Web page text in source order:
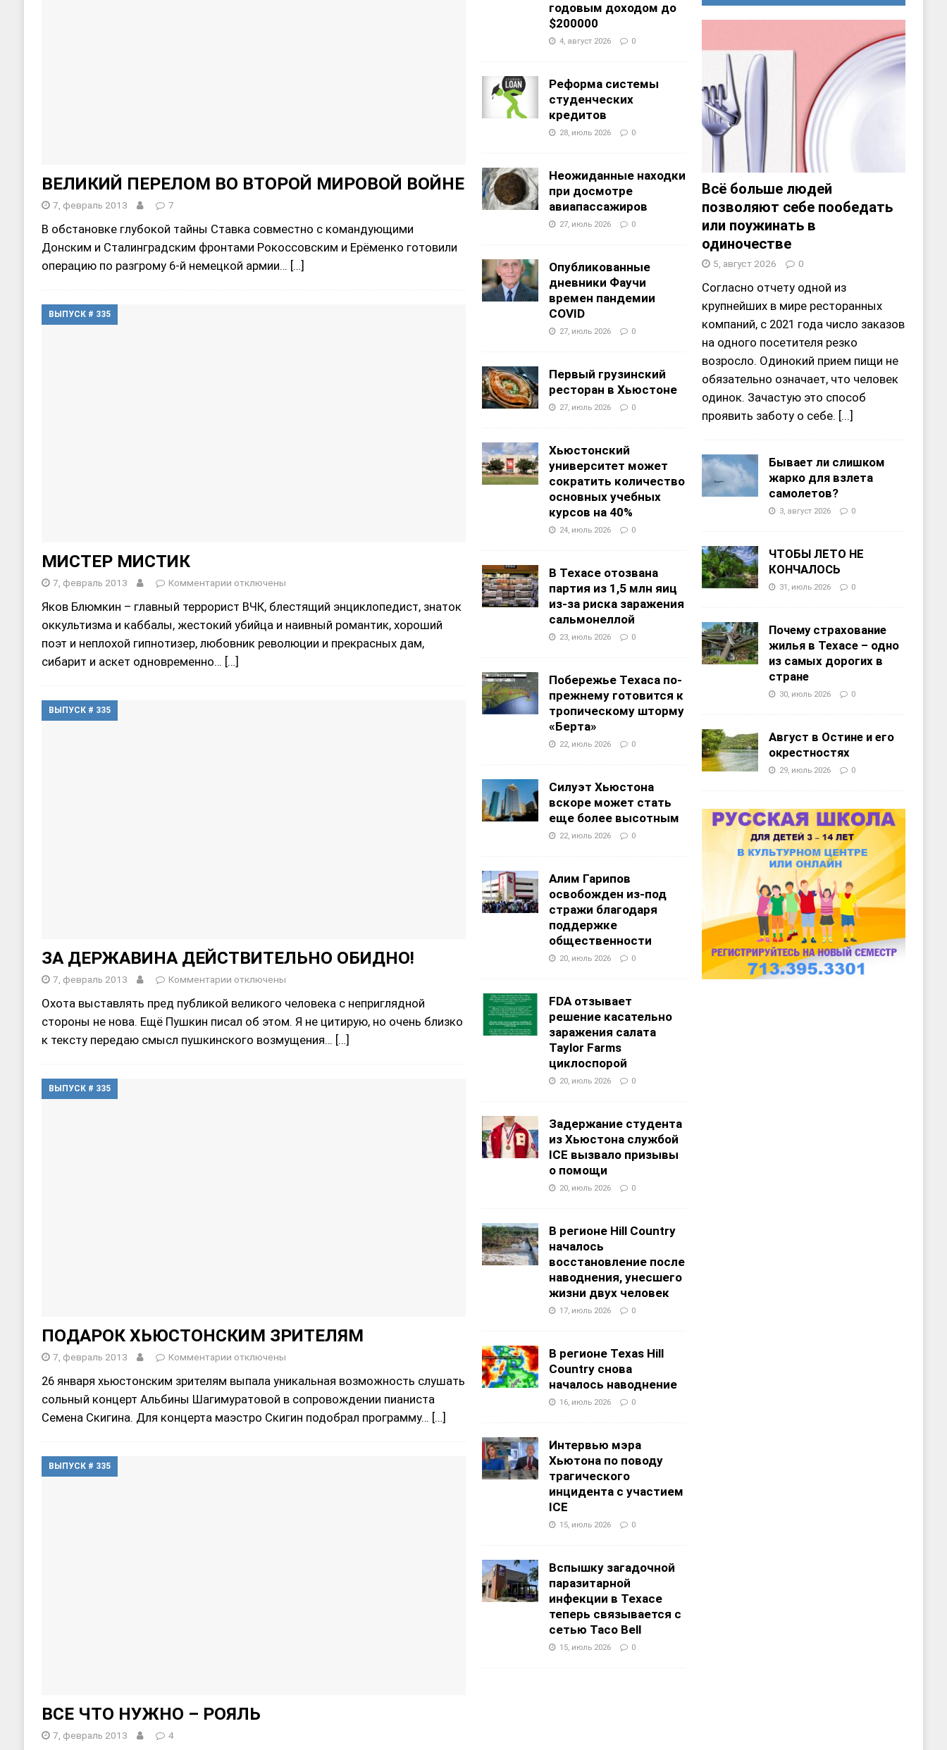
ВЕЛИКИЙ ПЕРЕЛОМ ВО ВТОРОЙ МИРОВОЙ ВОЙНЕ
7, февраль 2013 7
В обстановке глубокой тайны Ставка совместно с командующими
Донским и Сталинградским фронтами Рокоссовским и Ерёменко готовили
операцию по разгрому 6-й немецкой армии… […]
ВЫПУСК # 335
МИСТЕР МИСТИК
7, февраль 2013 Комментарии отключены
Яков Блюмкин – главный террорист ВЧК, блестящий энциклопедист, знаток
оккультизма и каббалы, жестокий убийца и наивный романтик, хороший
поэт и неплохой гипнотизер, любовник революции и прекрасных дам,
сибарит и аскет одновременно… […]
ВЫПУСК # 335
ЗА ДЕРЖАВИНА ДЕЙСТВИТЕЛЬНО ОБИДНО!
7, февраль 2013 Комментарии отключены
Охота выставлять пред публикой великого человека с неприглядной
стороны не нова. Ещё Пушкин писал об этом. Я не цитирую, но очень близко
к тексту передаю смысл пушкинского возмущения… […]
ВЫПУСК # 335
ПОДАРОК ХЬЮСТОНСКИМ ЗРИТЕЛЯМ
7, февраль 2013 Комментарии отключены
26 января хьюстонским зрителям выпала уникальная возможность слушать
сольный концерт Альбины Шагимуратовой в сопровождении пианиста
Семена Скигина. Для концерта маэстро Скигин подобрал программу… […]
ВЫПУСК # 335
ВСЕ ЧТО НУЖНО – РОЯЛЬ
7, февраль 2013 4
годовым доходом до
$200000
4, август 2026 0
Реформа системы
студенческих
кредитов
28, июль 2026 0
Неожиданные находки
при досмотре
авиапассажиров
27, июль 2026 0
Опубликованные
дневники Фаучи
времен пандемии
COVID
27, июль 2026 0
Первый грузинский
ресторан в Хьюстоне
27, июль 2026 0
Хьюстонский
университет может
сократить количество
основных учебных
курсов на 40%
24, июль 2026 0
В Техасе отозвана
партия из 1,5 млн яиц
из-за риска заражения
сальмонеллой
23, июль 2026 0
Побережье Техаса по-
прежнему готовится к
тропическому шторму
«Берта»
22, июль 2026 0
Силуэт Хьюстона
вскоре может стать
еще более высотным
22, июль 2026 0
Алим Гарипов
освобожден из-под
стражи благодаря
поддержке
общественности
20, июль 2026 0
FDA отзывает
решение касательно
заражения салата
Taylor Farms
циклоспорой
20, июль 2026 0
Задержание студента
из Хьюстона службой
ICE вызвало призывы
о помощи
20, июль 2026 0
В регионе Hill Country
началось
восстановление после
наводнения, унесшего
жизни двух человек
17, июль 2026 0
В регионе Texas Hill
Country снова
началось наводнение
16, июль 2026 0
Интервью мэра
Хьютона по поводу
трагического
инцидента с участием
ICE
15, июль 2026 0
Вспышку загадочной
паразитарной
инфекции в Техасе
теперь связывается с
сетью Taco Bell
15, июль 2026 0
Всё больше людей
позволяют себе пообедать
или поужинать в
одиночестве
5, август 2026 0
Согласно отчету одной из
крупнейших в мире ресторанных
компаний, с 2021 года число заказов
на одного посетителя резко
возросло. Одинокий прием пищи не
обязательно означает, что человек
одинок. Зачастую это способ
проявить заботу о себе. [...]
Бывает ли слишком
жарко для взлета
самолетов?
3, август 2026 0
ЧТОБЫ ЛЕТО НЕ
КОНЧАЛОСЬ
31, июль 2026 0
Почему страхование
жилья в Техасе – одно
из самых дорогих в
стране
30, июль 2026 0
Август в Остине и его
окрестностях
29, июль 2026 0